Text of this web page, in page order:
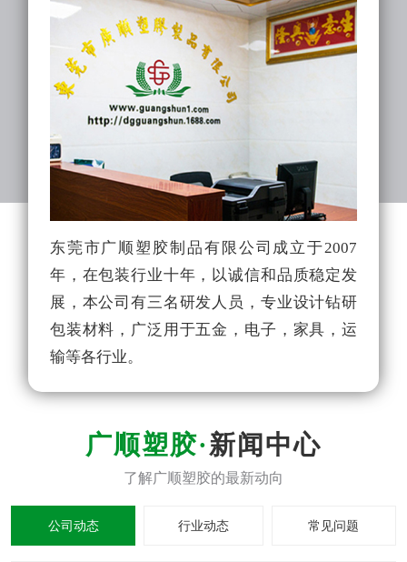
东莞市广顺塑胶制品有限公司成立于2007
年，在包装行业十年，以诚信和品质稳定发
展，本公司有三名研发人员，专业设计钻研
包装材料，广泛用于五金，电子，家具，运
输等各行业。
新闻中心
公司动态 行业动态 常见问题